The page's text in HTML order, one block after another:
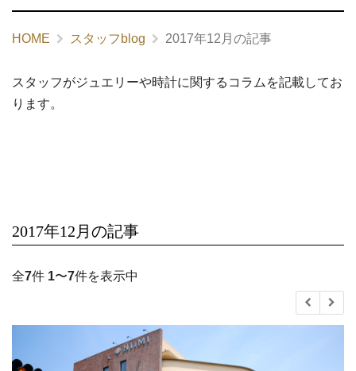
HOME スタッフblog 2017年12月の記事
スタッフがジュエリーや時計に関するコラムを記載してお
ります。
2017年12月の記事
全7件 1〜7件を表示中